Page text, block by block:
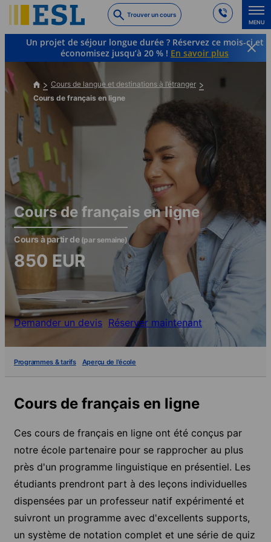
to
main
content
Trouver un cours
MENU
Un projet de séjour longue durée ? Réservez ce mois-ci et
économisez jusqu’à 20 % ! En savoir plus
Cours de langue et destinations à l’étranger
Cours de français en ligne
Cours de français en ligne
Cours à partir de (par semaine)
850 EUR
Demander un devis Réserver maintenant
Programmes & tarifs Aperçu de l'école
Cours de français en ligne
Ces cours de français en ligne ont été conçus par
notre école partenaire pour se rapprocher au plus
près d'un programme linguistique en présentiel. Les
étudiants prendront part à des leçons individuelles
dispensées par un professeur natif expérimenté et
suivront un programme avec d'excellents supports,
un système de notation complet et une série de quiz